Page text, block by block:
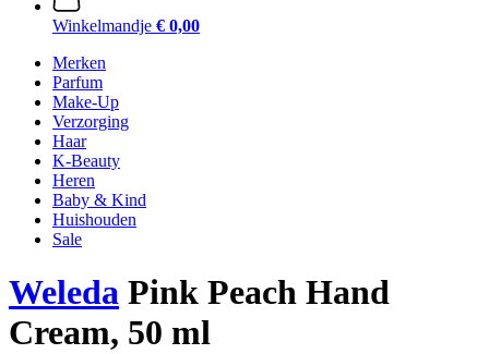
Winkelmandje € 0,00
Merken
Parfum
Make-Up
Verzorging
Haar
K-Beauty
Heren
Baby & Kind
Huishouden
Sale
Weleda Pink Peach Hand
Cream, 50 ml